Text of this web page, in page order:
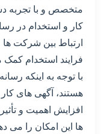
متخصص و با تجربه
کار و استخدام در
ارتباط بین شرکت
فرایند استخدام کمک
با توجه به اینکه
هستند، آگهی های کار
افزایش اهمیت و
ها این امکان را می